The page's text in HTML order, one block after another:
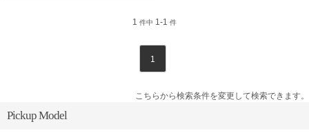
1 件中 1-1 件
1
こちらから検索条件を変更して検索できます。
Pickup Model